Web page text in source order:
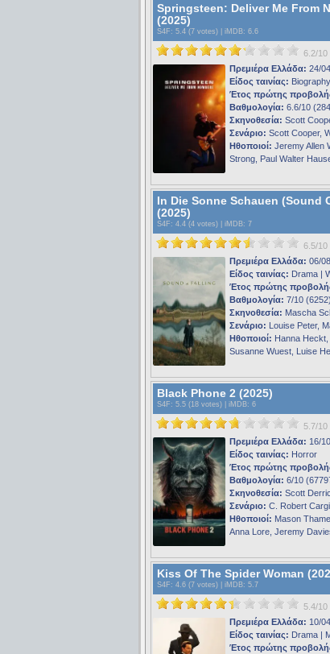
Springsteen: Deliver Me From
(2025)
S4F : 5.4 (7 votes) | iMDB: 6.6
6.2/10
Πρεμιέρα Ελλάδα: 24/
Είδος ταινίας:
Έτος πρώτης
Βαθμολογία: 6.6/10
Σκηνοθεσία: Scott
Σενάριο: Scott Cooper,
Ηθοποιοί: Jeremy Allen
Strong, Paul Walter
In Die Sonne Schauen (Sound
(2025)
S4F : 4.4 (4 votes) | iMDB: 7
6.5/10
Πρεμιέρα Ελλάδα: 06/
Είδος ταινίας: Drama |
Έτος πρώτης
Βαθμολογία: 7/10 (6252)
Σκηνοθεσία: Mascha
Σενάριο: Louise Peter,
Ηθοποιοί: Hanna
Susanne Wuest, Luise
Black Phone 2 (2025)
S4F : 5.5 (18 votes) | iMDB: 6
5.7/10
Πρεμιέρα Ελλάδα: 16/
Είδος ταινίας: Horror
Έτος πρώτης
Βαθμολογία: 6/10
Σκηνοθεσία: Scott
Σενάριο: C. Robert
Ηθοποιοί: Mason
Anna Lore, Jeremy
Kiss Of The Spider Woman
S4F : 4.6 (7 votes) | iMDB: 5.7
5.4/10
Πρεμιέρα Ελλάδα: 10/
Είδος ταινίας: Drama |
Έτος πρώτης